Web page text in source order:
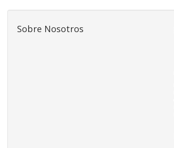
Sobre Nosotros